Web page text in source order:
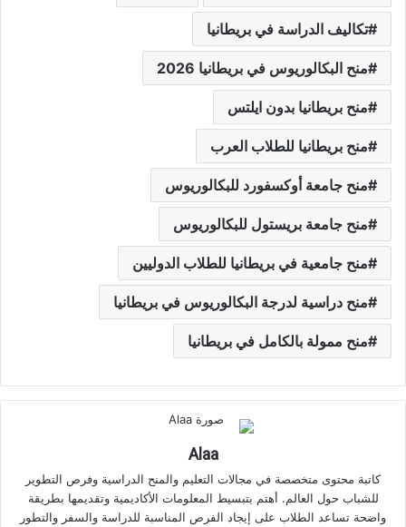
تكاليف الدراسة في بريطانيا
منح البكالوريوس في بريطانيا 2026
منح بريطانيا بدون ايلتس
منح بريطانيا للطلاب العرب
منح جامعة أوكسفورد للبكالوريوس
منح جامعة بريستول للبكالوريوس
منح جامعية في بريطانيا للطلاب الدوليين
منح دراسية لدرجة البكالوريوس في بريطانيا
منح ممولة بالكامل في بريطانيا
Alaa
كاتبة محتوى متخصصة في مجالات التعليم والمنح الدراسية وفرص التطوير
للشباب حول العالم. أهتم بتبسيط المعلومات الأكاديمية وتقديمها بطريقة
واضحة تساعد الطلاب على إيجاد الفرص المناسبة للدراسة والسفر والتطور